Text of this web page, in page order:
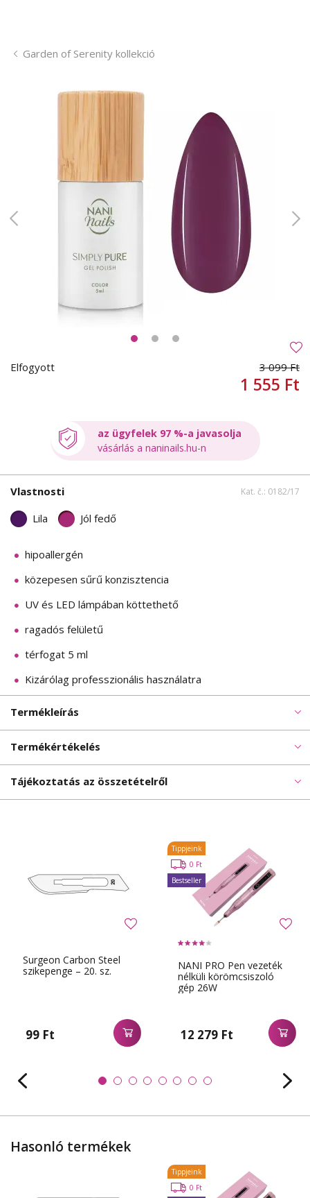
Garden of Serenity kollekció
Elfogyott 3 099 Ft
1 555 Ft
az ügyfelek 97 %-a javasolja
vásárlás a naninails.hu-n
Vlastnosti Kat. č.: 0182/17
Lila Jól fedő
hipoallergén
közepesen sűrű konzisztencia
UV és LED lámpában köttethető
ragadós felületű
térfogat 5 ml
Kizárólag professzionális használatra
Termékleírás
Termékértékelés
Tájékoztatás az összetételről
Surgeon Carbon Steel
szikepenge – 20. sz.
99 Ft
NANI PRO Pen vezeték
nélküli körömcsiszoló
gép 26W
12 279 Ft
Tippjeink
0 Ft
Bestseller
Hasonló termékek
Tippjeink
0 Ft